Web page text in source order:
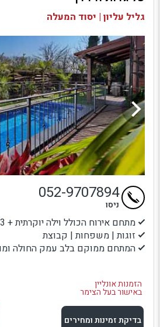
בדיקת זמינות ומחירים
גליל עליון | יסוד המעלה
מתחם אירוח הכולל וילה יוקרתית + 3 בקתות אירוח
זוגות | משפחות | קבוצת
המתחם ממוקם בלב עמק החולה
הזמנות אונליין
באישור בעל הצימר
052-9707894
ניסו
בדיקת זמינות ומחירים